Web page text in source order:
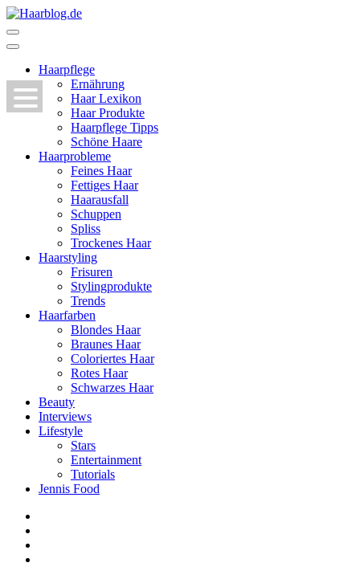
Zum
Inhalt
springen
drücken)Haarpflege
Ernährung
Haar Lexikon
Haar Produkte
Haarpflege Tipps
Schöne Haare
Haarprobleme
Feines Haar
Fettiges Haar
Haarausfall
Schuppen
Spliss
Trockenes Haar
Haarstyling
Frisuren
Stylingprodukte
Trends
Haarfarben
Blondes Haar
Braunes Haar
Coloriertes Haar
Rotes Haar
Schwarzes Haar
Beauty
Interviews
Lifestyle
Stars
Entertainment
Tutorials
Jennis Food